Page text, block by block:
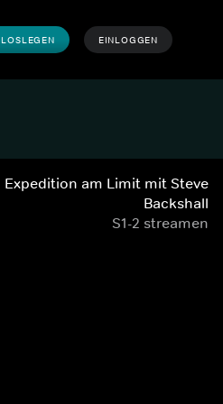
LOSLEGEN EINLOGGEN
Expedition am Limit mit Steve
Backshall
S1-2 streamen